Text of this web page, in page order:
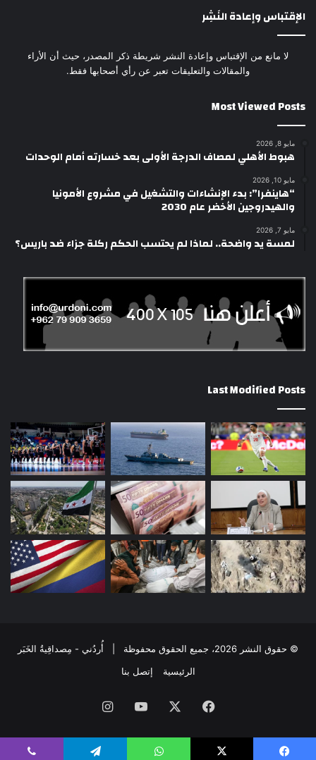
الإقتباس وإعادة النَشِر
لا مانع من الإقتباس وإعادة النشر شريطة ذكر المصدر، حيث أن الأراء
والمقالات والتعليقات تعبر عن رأي أصحابها فقط.
Most Viewed Posts
مايو 8, 2026
هبوط الأهلي لمصاف الدرجة الأولى بعد خسارته أمام الوحدات
مايو 10, 2026
“هاينفرا”: بدء الإنشاءات والتشغيل في مشروع الأمونيا
والهيدروجين الأخضر عام 2030
مايو 7, 2026
لمسة يد واضحة.. لماذا لم يحتسب الحكم ركلة جزاء ضد باريس؟
Last Modified Posts
© حقوق النشر 2026، جميع الحقوق محفوظة | أُردُني - مِصداقِيةُ الخَبَر
الرئيسية
إتصل بنا
فيسبوك ‫YouTube